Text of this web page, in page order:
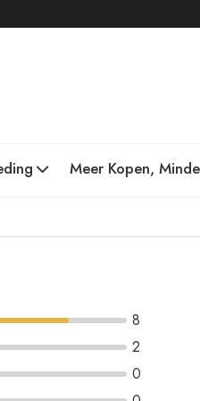
Meer Kopen,
8
2
0